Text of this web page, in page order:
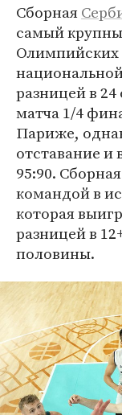
Сборная
самый
Олимпийских
разницей в 24
матча 1/4
Париже,
отставание и
95:90.
командой в
которая
разницей в
половины.